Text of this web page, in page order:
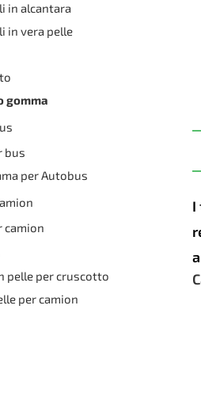
I
in alcantara
in vera pelle
gomma
bus
per Autobus
camion
pelle per cruscotto
per camion